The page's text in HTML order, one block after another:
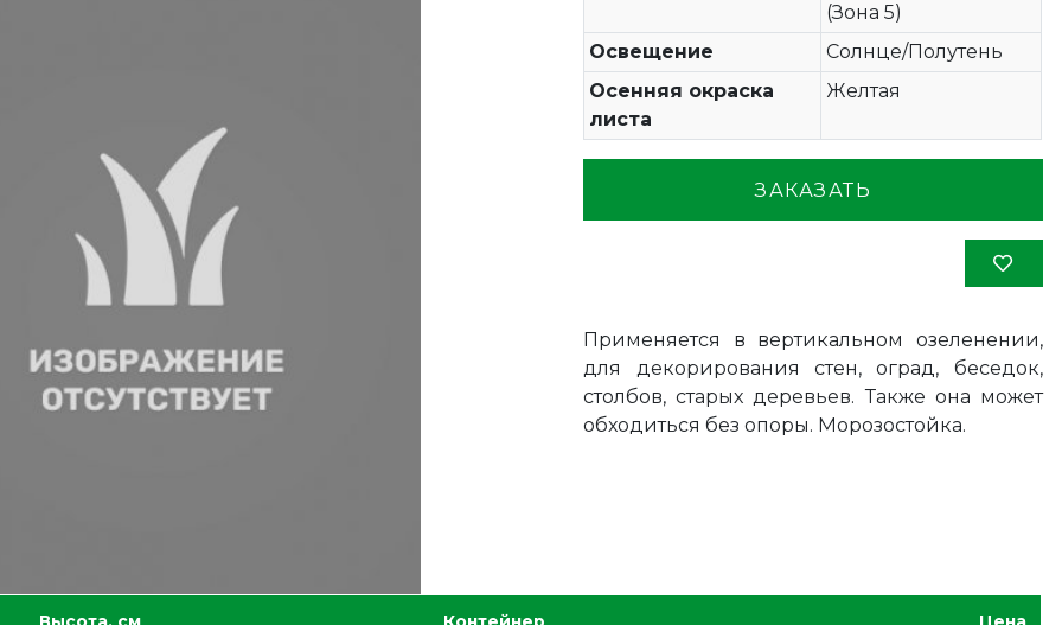
(Зона 5)
Освещение
Солнце/Полутень
Осенняя окраска
листа
Желтая
ЗАКАЗАТЬ
Применяется в вертикальном озеленении,
для декорирования стен, оград, беседок,
столбов, старых деревьев. Также она может
обходиться без опоры. Морозостойка.
Высота, см Контейнер Цена